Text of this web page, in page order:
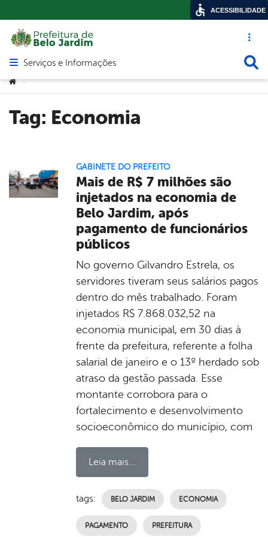
Acesso
Abrir menu principal de navegação
Serviços e Informações
Você está aqui:
>
Tag: Economia
GABINETE DO PREFEITO
Mais de R$ 7 milhões são
injetados na economia de
Belo Jardim, após
pagamento de funcionários
públicos
No governo Gilvandro Estrela, os
servidores tiveram seus salários pagos
dentro do mês trabalhado. Foram
injetados R$ 7.868.032,52 na
economia municipal, em 30 dias à
frente da prefeitura, referente a folha
salarial de janeiro e o 13º herdado sob
atraso da gestão passada. Esse
montante corrobora para o
fortalecimento e desenvolvimento
socioeconômico do município, com
Leia mais...
tags: BELO JARDIM ECONOMIA
PAGAMENTO PREFEITURA
ACESSIBILIDADE